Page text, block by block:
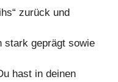
zurück und
stark geprägt sowie
hast in deinen